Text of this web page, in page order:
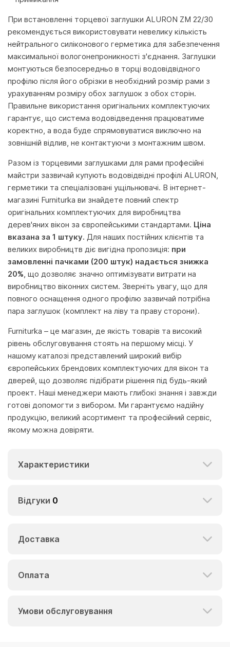
При встановленні торцевої заглушки ALURON ZM 22/30
рекомендується використовувати невелику кількість
нейтрального силіконового герметика для забезпечення
максимальної вологонепроникності з'єднання. Заглушки
монтуються безпосередньо в торці водовідвідного
профілю після його обрізки в необхідний розмір рами з
урахуванням розміру обох заглушок з обох сторін.
Правильне використання оригінальних комплектуючих
гарантує, що система водовідведення працюватиме
коректно, а вода буде спрямовуватися виключно на
зовнішній відлив, не контактуючи з монтажним швом.
Разом із торцевими заглушками для рами професійні
майстри зазвичай купують водовідвідні профілі ALURON,
герметики та спеціалізовані ущільнювачі. В інтернет-
магазині Furniturka ви знайдете повний спектр
оригінальних комплектуючих для виробництва
дерев'яних вікон за європейськими стандартами. Ціна
вказана за 1 штуку. Для наших постійних клієнтів та
великих виробництв діє вигідна пропозиція: при
замовленні пачками (200 штук) надається знижка
20%, що дозволяє значно оптимізувати витрати на
виробництво віконних систем. Зверніть увагу, що для
повного оснащення одного профілю зазвичай потрібна
пара заглушок (комплект на ліву та праву сторони).
Furniturka – це магазин, де якість товарів та високий
рівень обслуговування стоять на першому місці. У
нашому каталозі представлений широкий вибір
європейських брендових комплектуючих для вікон та
дверей, що дозволяє підібрати рішення під будь-який
проект. Наші менеджери мають глибокі знання і завжди
готові допомогти з вибором. Ми гарантуємо надійну
продукцію, великий асортимент та професійний сервіс,
якому можна довіряти.
Характеристики
Відгуки 0
Доставка
Оплата
Умови обслуговування